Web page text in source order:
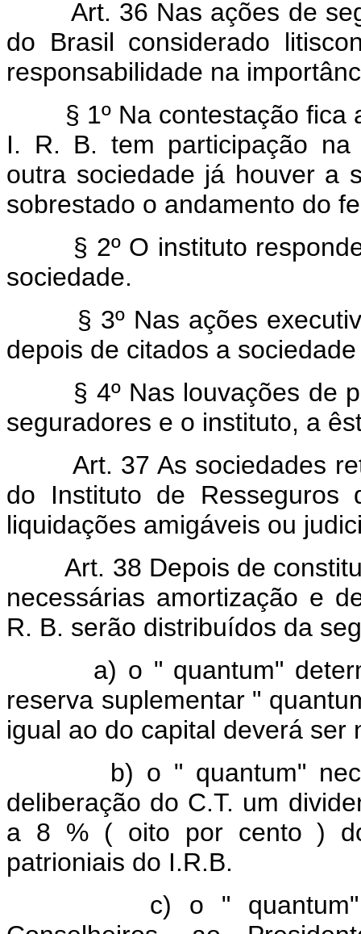
Art. 36 Nas ações de
do Brasil considerado
responsabilidade na
§ 1º Na contestação fica a
I. R. B. tem participação
outra sociedade já houver a
sobrestado o andamento do
§ 2º O instituto
sociedade.
§ 3º Nas ações
depois de citados a
§ 4º Nas louvações de
seguradores e o instituto, a
Art. 37 As sociedades
do Instituto de Resseguros
liquidações amigáveis ou
Art. 38 Depois de
necessárias amortização e
R. B. serão distribuídos da
a) o " quantum"
reserva suplementar "
igual ao do capital deverá
b) o " quantum"
deliberação do C.T. um
a 8 % ( oito por cento )
patrioniais do I.R.B.
c) o " quantum"